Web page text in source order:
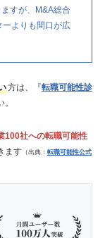
すが、M&A総合
よりも間口が広
方は、『転職可能性診
100社への転職可能性
ます（出典： 転職可能性公式